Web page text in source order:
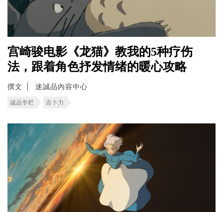
宫崎骏电影《龙猫》教我的5种疗伤
法，跟着角色抒发情绪的暖心攻略
撰文 迷誠品內容中心
诚品专栏 吉卜力